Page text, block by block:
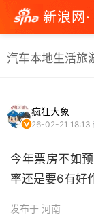
新浪网·
汽车本地生活旅
疯狂大象
26-02-21 18:13
今年票房不如
率还是要6有好
发布于 河南